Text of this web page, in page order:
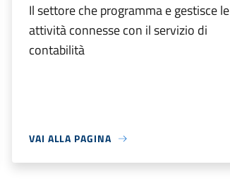
Il settore che programma e gestisce le
attività connesse con il servizio di
contabilità
VAI ALLA PAGINA